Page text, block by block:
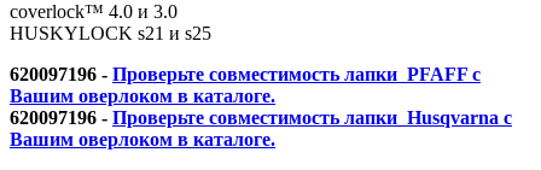
coverlock™ 4.0 и 3.0
HUSKYLOCK s21 и s25
620097196 - Проверьте совместимость лапки PFAFF с
Вашим оверлоком в каталоге.
620097196 - Проверьте совместимость лапки Husqvarna с
Вашим оверлоком в каталоге.